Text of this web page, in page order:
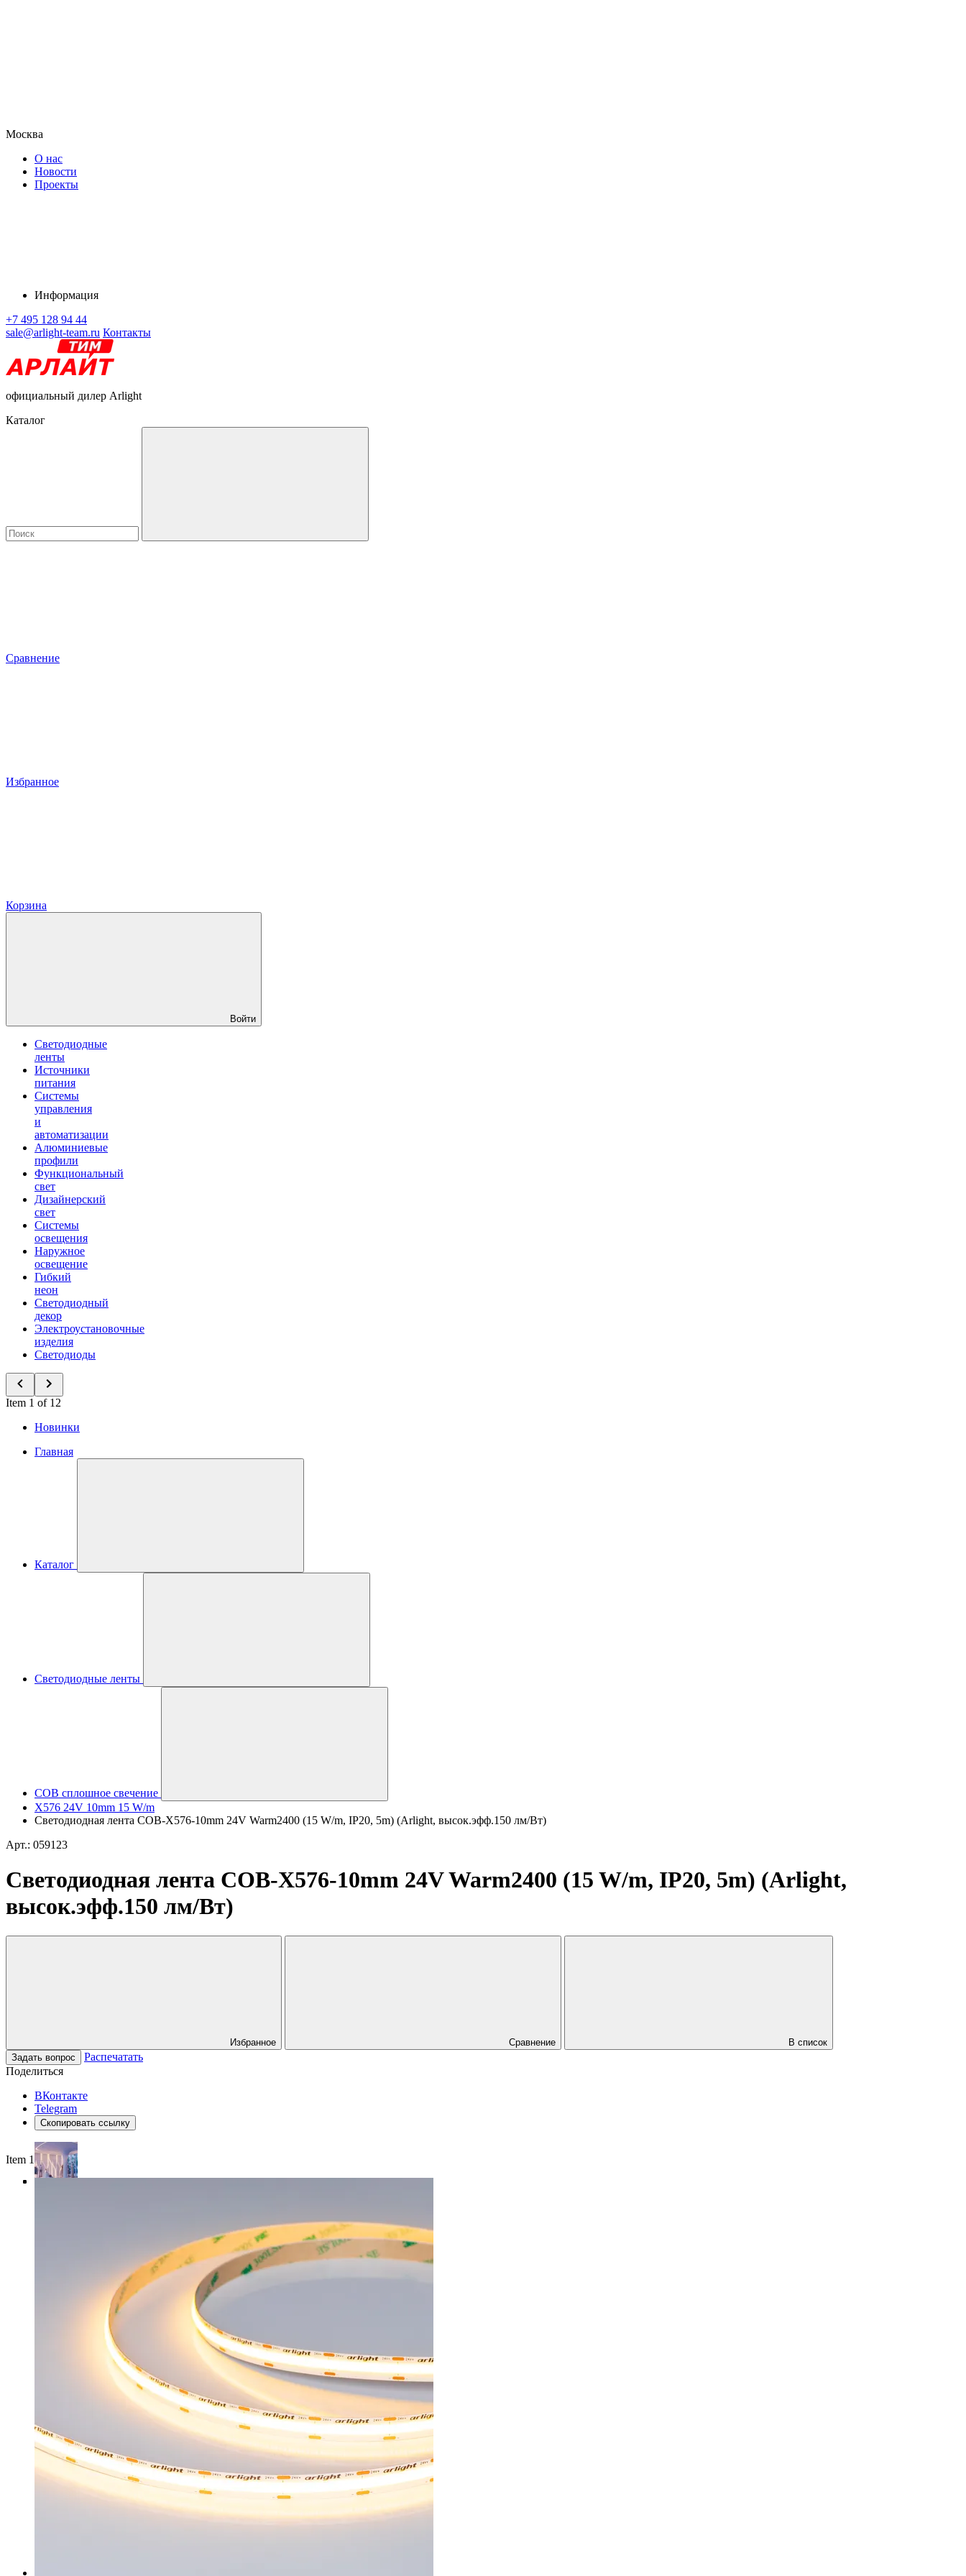
Москва
О нас
Новости
Проекты
Информация
+7 495 128 94 44
sale@arlight-team.ru Контакты
официальный дилер Arlight
Каталог
Сравнение
Избранное
Корзина
Войти
Светодиодные
ленты
Источники
питания
Системы
управления
и
автоматизации
Алюминиевые
профили
Функциональный
свет
Дизайнерский
свет
Системы
освещения
Наружное
освещение
Гибкий
неон
Светодиодный
декор
Электроустановочные
изделия
Светодиоды
Item 1 of 12
Новинки
Главная
Каталог
Светодиодные ленты
COB сплошное свечение
X576 24V 10mm 15 W/m
Светодиодная лента COB-X576-10mm 24V Warm2400 (15 W/m, IP20, 5m) (Arlight, высок.эфф.150 лм/Вт)
Арт.: 059123
Светодиодная лента COB-X576-10mm 24V Warm2400 (15 W/m, IP20, 5m) (Arlight,
высок.эфф.150 лм/Вт)
Избранное Сравнение
В список
Задать вопрос
Распечатать
Поделиться
ВКонтакте
Telegram
Скопировать ссылку
Item 1 of 4